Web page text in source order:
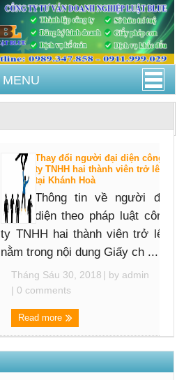
MENU
Thay đổi người đại diện công
ty TNHH hai thành viên trở lên
tại Khánh Hoà
Thông tin về người đại
diện theo pháp luật công
ty TNHH hai thành viên trở lên
nằm trong nội dung Giấy ch ...
Tháng Sáu 30, 2018 | by admin
| 0 comments
Read more